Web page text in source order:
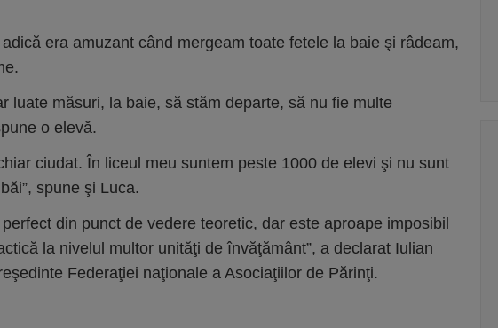
adică era amuzant când mergeam toate fetele la baie şi râdeam,
luate măsuri, la baie, să stăm departe, să nu fie multe
o elevă.
ciudat. În liceul meu suntem peste 1000 de elevi şi nu sunt
spune şi Luca.
din punct de vedere teoretic, dar este aproape imposibil
la nivelul multor unităţi de învăţământ”, a declarat Iulian
Federaţiei naţionale a Asociaţiilor de Părinţi.